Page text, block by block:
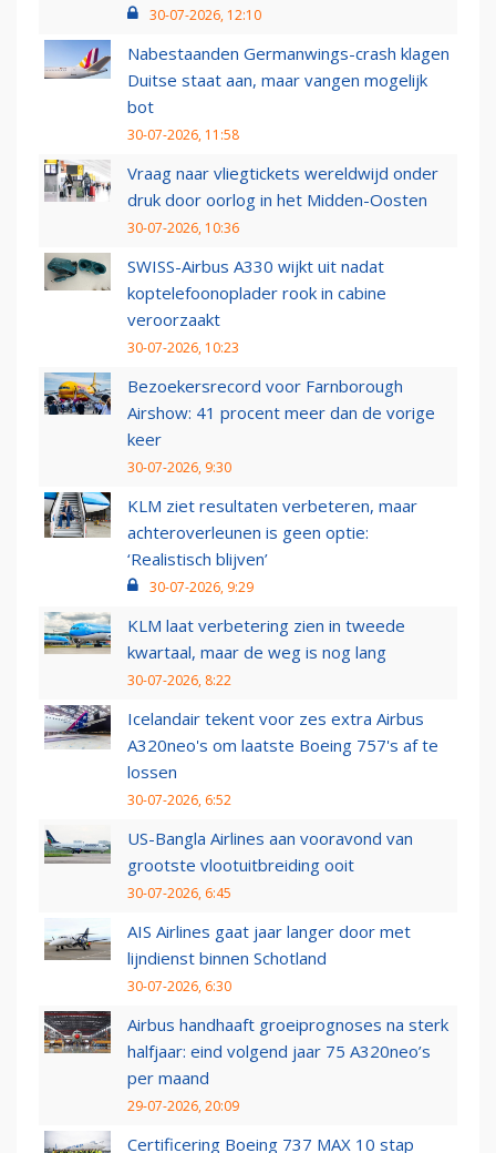
30-07-2026, 12:10
Nabestaanden Germanwings-crash klagen
Duitse staat aan, maar vangen mogelijk
bot
30-07-2026, 11:58
Vraag naar vliegtickets wereldwijd onder
druk door oorlog in het Midden-Oosten
30-07-2026, 10:36
SWISS-Airbus A330 wijkt uit nadat
koptelefoonoplader rook in cabine
veroorzaakt
30-07-2026, 10:23
Bezoekersrecord voor Farnborough
Airshow: 41 procent meer dan de vorige
keer
30-07-2026, 9:30
KLM ziet resultaten verbeteren, maar
achteroverleunen is geen optie:
‘Realistisch blijven’
30-07-2026, 9:29
KLM laat verbetering zien in tweede
kwartaal, maar de weg is nog lang
30-07-2026, 8:22
Icelandair tekent voor zes extra Airbus
A320neo's om laatste Boeing 757's af te
lossen
30-07-2026, 6:52
US-Bangla Airlines aan vooravond van
grootste vlootuitbreiding ooit
30-07-2026, 6:45
AIS Airlines gaat jaar langer door met
lijndienst binnen Schotland
30-07-2026, 6:30
Airbus handhaaft groeiprognoses na sterk
halfjaar: eind volgend jaar 75 A320neo’s
per maand
29-07-2026, 20:09
Certificering Boeing 737 MAX 10 stap